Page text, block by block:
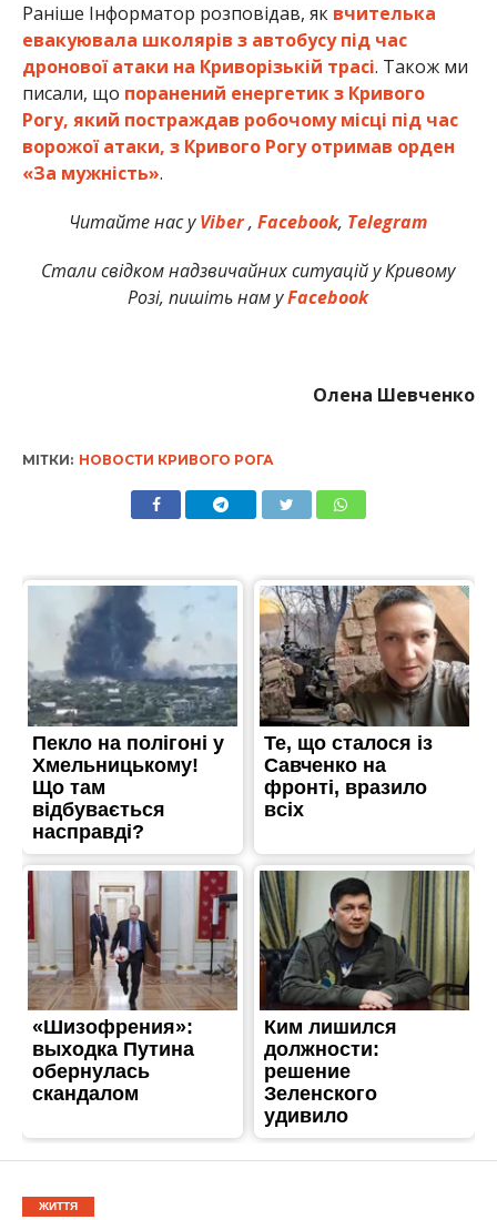
Раніше Інформатор розповідав, як вчителька
евакуювала школярів з автобусу під час
дронової атаки на Криворізькій трасі. Також ми
писали, що поранений енергетик з Кривого
Рогу, який постраждав робочому місці під час
ворожої атаки, з Кривого Рогу отримав орден
«За мужність».
Читайте нас уViber,Facebook, Telegram
Стали свідком надзвичайних ситуацій у Кривому
Розі, пишіть нам уFacebook
Олена Шевченко
МІТКИ: НОВОСТИ КРИВОГО РОГА
ЖИТТЯ